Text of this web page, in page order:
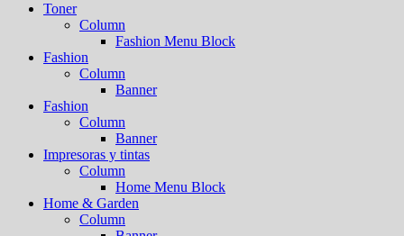
Toner
Column
Fashion Menu Block
Fashion
Column
Banner
Fashion
Column
Banner
Impresoras y tintas
Column
Home Menu Block
Home & Garden
Column